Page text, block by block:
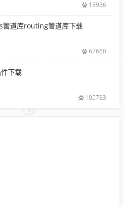
18936
管道库routing管道库下载
67660
下载
105783